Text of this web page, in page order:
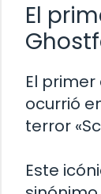
El
El
ocurrió
terror
Este